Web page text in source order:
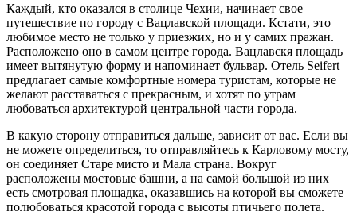
Каждый, кто оказался в столице Чехии, начинает свое
путешествие по городу с Вацлавской площади. Кстати, это
любимое место не только у приезжих, но и у самих пражан.
Расположено оно в самом центре города. Вацлавскя площадь
имеет вытянутую форму и напоминает бульвар. Отель Seifert
предлагает самые комфортные номера туристам, которые не
желают расставаться с прекрасным, и хотят по утрам
любоваться архитектурой центральной части города.
В какую сторону отправиться дальше, зависит от вас. Если вы
не можете определиться, то отправляйтесь к Карловому мосту,
он соединяет Старе мисто и Мала страна. Вокруг
расположены мостовые башни, а на самой большой из них
есть смотровая площадка, оказавшись на которой вы сможете
полюбоваться красотой города с высоты птичьего полета.